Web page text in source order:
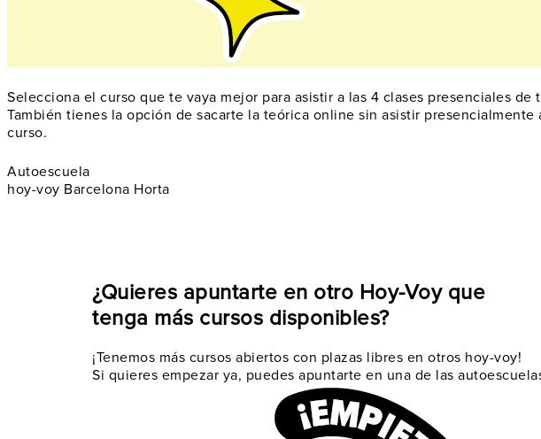
Selecciona el curso que te vaya mejor para asistir a las 4 clases presenciales de
También tienes la opción de sacarte la teórica online sin asistir presencialmente
curso.
Autoescuela
hoy-voy Barcelona Horta
¿Quieres apuntarte en otro Hoy-Voy que
tenga más cursos disponibles?
¡Tenemos más cursos abiertos con plazas libres en otros hoy-voy!
Si quieres empezar ya, puedes apuntarte en una de las